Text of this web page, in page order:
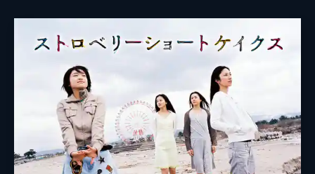
脚本 マイケル・Ｋ・レイ
シンホ・リー
砂田麻美
ハビエル・マリアス
ユウキ・ヤマモト